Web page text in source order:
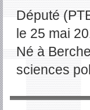
Député
le 25 mai
Né à
sciences